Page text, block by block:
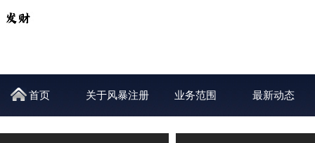
首页 关于风暴注册 业务范围 最新动态